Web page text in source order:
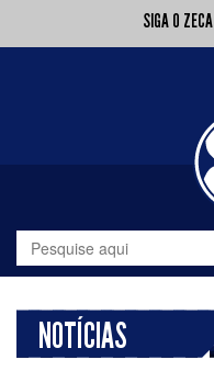
SIGA O ZECA
NOTÍCIAS